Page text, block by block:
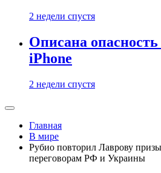
2 недели спустя
Описана
iPhone
2 недели спустя
Главная
В мире
Рубио повторил Лаврову
переговорам РФ и Украины